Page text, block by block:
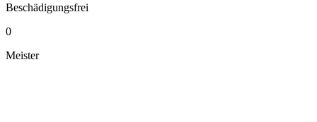
Beschädigungsfrei
0
Meister